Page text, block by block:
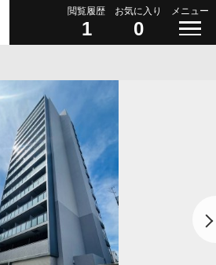
閲覧履歴
1
お気に入り
0
メニュー